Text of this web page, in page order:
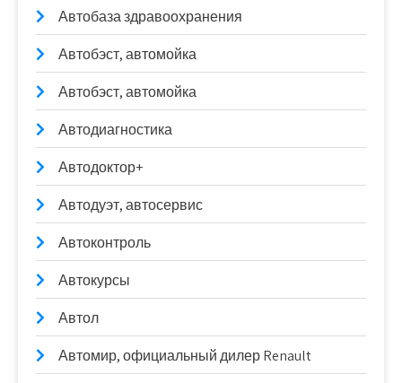
Автобаза здравоохранения
Автобэст, автомойка
Автобэст, автомойка
Автодиагностика
Автодоктор+
Автодуэт, автосервис
Автоконтроль
Автокурсы
Автол
Автомир, официальный дилер Renault